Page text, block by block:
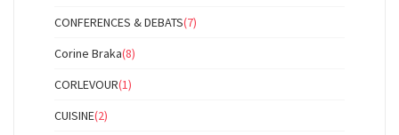
CONFERENCES & DEBATS(7)
Corine Braka(8)
CORLEVOUR(1)
CUISINE(2)